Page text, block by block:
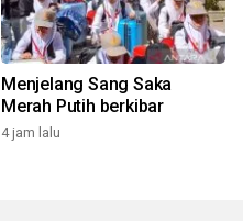
Menjelang Sang Saka
Merah Putih berkibar
4 jam lalu